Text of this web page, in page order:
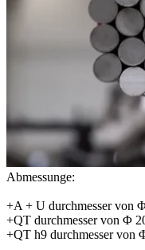
Abmessunge:
+A + U durchmesser von
+QT durchmesser von Φ
+QT h9 durchmesser von